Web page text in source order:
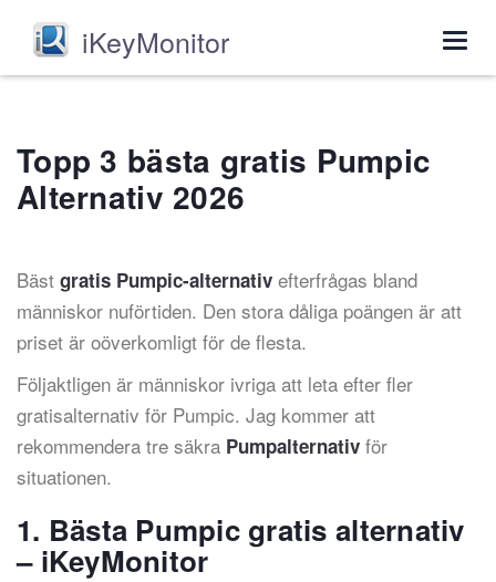
iKeyMonitor
Topp 3 bästa gratis Pumpic
Alternativ 2026
Bäst gratis Pumpic-alternativ efterfrågas bland
människor nuförtiden. Den stora dåliga poängen är att
priset är oöverkomligt för de flesta.
Följaktligen är människor ivriga att leta efter fler
gratisalternativ för Pumpic. Jag kommer att
rekommendera tre säkra Pumpalternativ för
situationen.
1. Bästa Pumpic gratis alternativ
– iKeyMonitor